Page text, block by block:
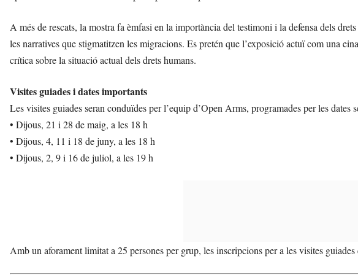
A més de rescats, la mostra fa èmfasi en la importància del testimoni i la defensa dels
les narratives que stigmatitzen les migracions. Es pretén que l’exposició actuï com una
crítica sobre la situació actual dels drets humans.
Visites guiades i dates importants
Les visites guiades seran conduïdes per l’equip d’Open Arms, programades per les dates
• Dijous, 21 i 28 de maig, a les 18 h
• Dijous, 4, 11 i 18 de juny, a les 18 h
• Dijous, 2, 9 i 16 de juliol, a les 19 h
Amb un aforament limitat a 25 persones per grup, les inscripcions per a les visites